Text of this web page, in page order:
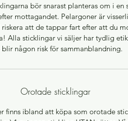
bör snarast planteras om i en
mottagandet. Pelargoner är
att de tappar fart efter att du
Alla sticklingar vi säljer har tydlig
blir någon risk för sammanblandning.
Orotade sticklingar
finns ibland att köpa som orotade